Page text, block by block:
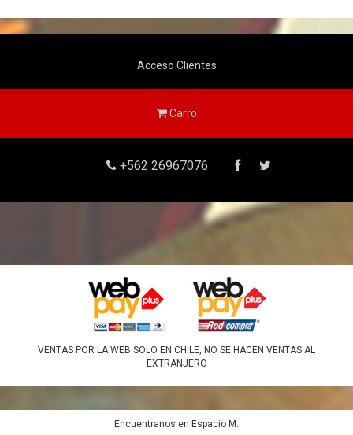
Acceso Clientes
Carro
+562 26967076
VENTAS POR LA WEB SOLO EN CHILE, NO SE HACEN VENTAS AL
EXTRANJERO
Encuentranos en Espacio M: